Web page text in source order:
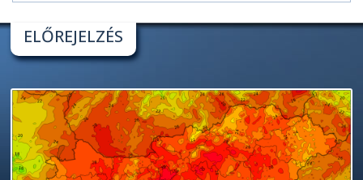
ELŐREJELZÉS